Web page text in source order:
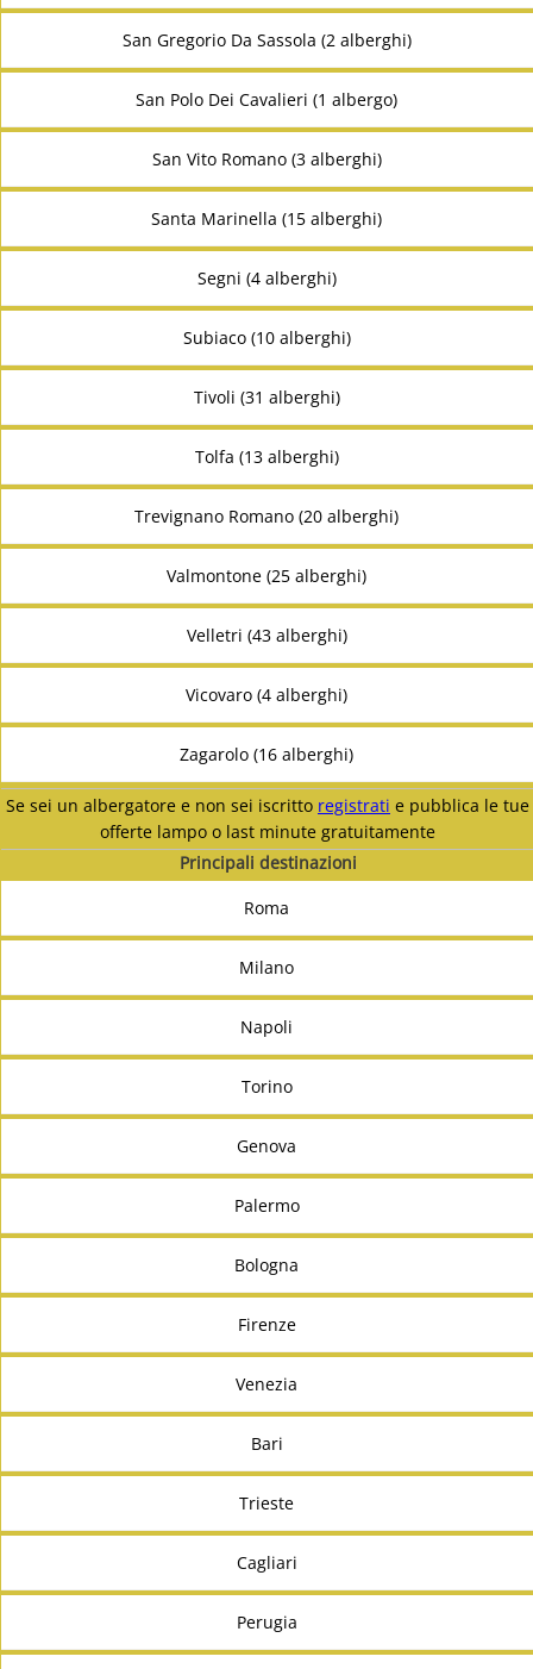
San Gregorio Da Sassola (2 alberghi)
San Polo Dei Cavalieri (1 albergo)
San Vito Romano (3 alberghi)
Santa Marinella (15 alberghi)
Segni (4 alberghi)
Subiaco (10 alberghi)
Tivoli (31 alberghi)
Tolfa (13 alberghi)
Trevignano Romano (20 alberghi)
Valmontone (25 alberghi)
Velletri (43 alberghi)
Vicovaro (4 alberghi)
Zagarolo (16 alberghi)
Se sei un albergatore e non sei iscritto registrati e pubblica le tue
offerte lampo o last minute gratuitamente
Principali destinazioni
Roma
Milano
Napoli
Torino
Genova
Palermo
Bologna
Firenze
Venezia
Bari
Trieste
Cagliari
Perugia